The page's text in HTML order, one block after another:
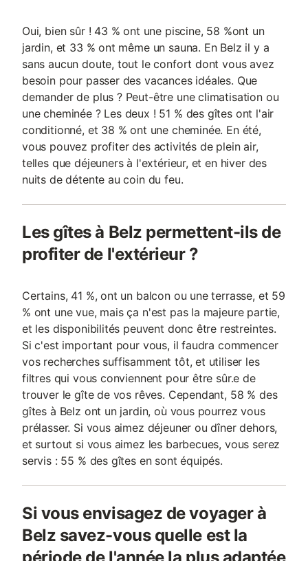
Oui, bien sûr ! 43 % ont une piscine, 58 %ont un
jardin, et 33 % ont même un sauna. En Belz il y a
sans aucun doute, tout le confort dont vous avez
besoin pour passer des vacances idéales. Que
demander de plus ? Peut-être une climatisation ou
une cheminée ? Les deux ! 51 % des gîtes ont l'air
conditionné, et 38 % ont une cheminée. En été,
vous pouvez profiter des activités de plein air,
telles que déjeuners à l'extérieur, et en hiver des
nuits de détente au coin du feu.
Les gîtes à Belz permettent-ils de
profiter de l'extérieur ?
Certains, 41 %, ont un balcon ou une terrasse, et 59
% ont une vue, mais ça n'est pas la majeure partie,
et les disponibilités peuvent donc être restreintes.
Si c'est important pour vous, il faudra commencer
vos recherches suffisamment tôt, et utiliser les
filtres qui vous conviennent pour être sûr.e de
trouver le gîte de vos rêves. Cependant, 58 % des
gîtes à Belz ont un jardin, où vous pourrez vous
prélasser. Si vous aimez déjeuner ou dîner dehors,
et surtout si vous aimez les barbecues, vous serez
servis : 55 % des gîtes en sont équipés.
Si vous envisagez de voyager à
Belz savez-vous quelle est la